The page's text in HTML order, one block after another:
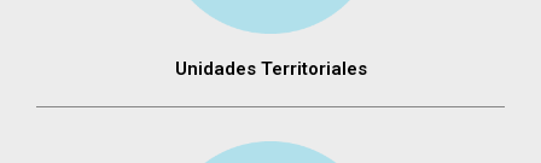
Unidades Territoriales